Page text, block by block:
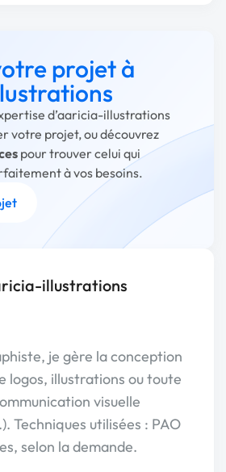
projet à
d’aaricia-illustrations
votre projet, ou découvrez
pour trouver celui qui
à vos besoins.
illustrations
je gère la conception
logos, illustrations ou toute
visuelle
Techniques utilisées : PAO
selon la demande.